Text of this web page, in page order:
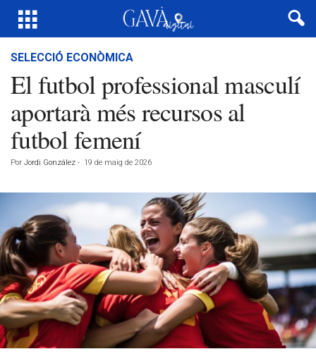
SELECCIÓ ECONÒMICA
El futbol professional masculí
aportarà més recursos al
futbol femení
Por Jordi González - 19 de maig de 2026